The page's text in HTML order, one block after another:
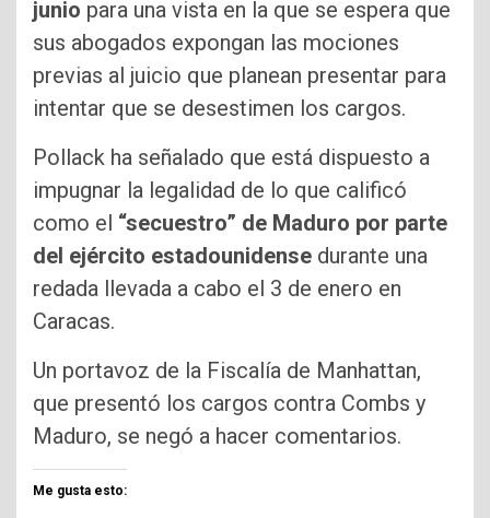
junio para una vista en la que se espera que
sus abogados expongan las mociones
previas al juicio que planean presentar para
intentar que se desestimen los cargos.
Pollack ha señalado que está dispuesto a
impugnar la legalidad de lo que calificó
como el “secuestro” de Maduro por parte
del ejército estadounidense ⁠ durante una
redada llevada a cabo el 3 de enero en
Caracas.
Un portavoz de la Fiscalía de Manhattan,
que presentó los cargos contra Combs y
Maduro, se negó a hacer comentarios.
Me gusta esto: